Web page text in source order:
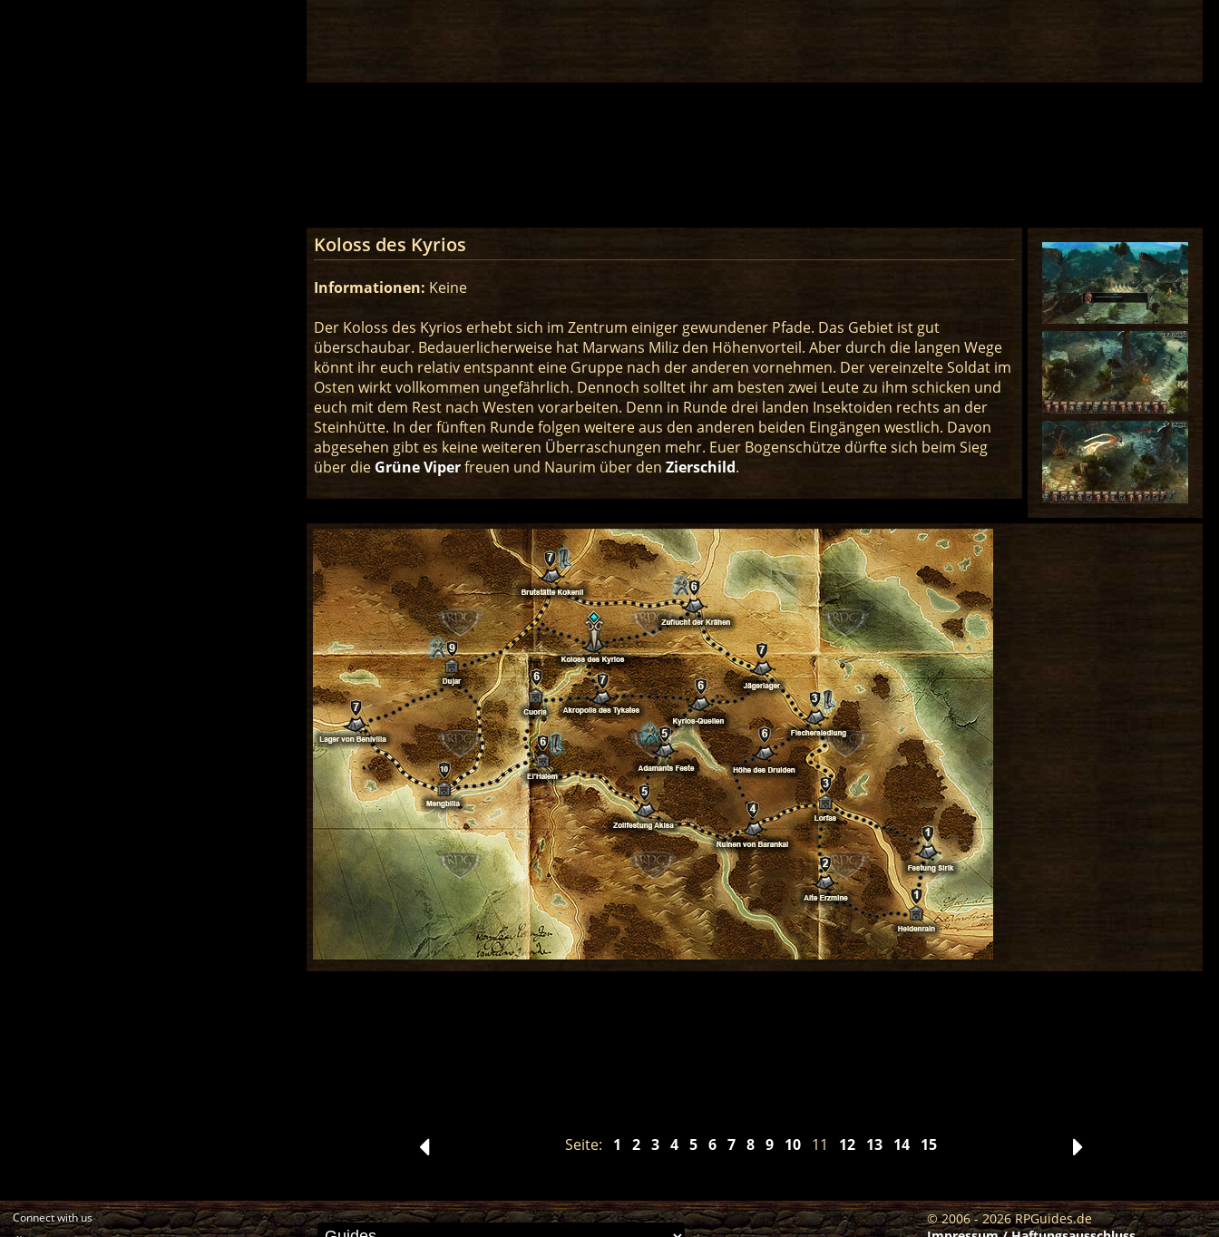
Koloss des Kyrios
Informationen: Keine
Der Koloss des Kyrios erhebt sich im Zentrum einiger gewundener Pfade. Das Gebiet ist gut
überschaubar. Bedauerlicherweise hat Marwans Miliz den Höhenvorteil. Aber durch die langen Wege
könnt ihr euch relativ entspannt eine Gruppe nach der anderen vornehmen. Der vereinzelte Soldat im
Osten wirkt vollkommen ungefährlich. Dennoch solltet ihr am besten zwei Leute zu ihm schicken und
euch mit dem Rest nach Westen vorarbeiten. Denn in Runde drei landen Insektoiden rechts an der
Steinhütte. In der fünften Runde folgen weitere aus den anderen beiden Eingängen westlich. Davon
abgesehen gibt es keine weiteren Überraschungen mehr. Euer Bogenschütze dürfte sich beim Sieg
über die Grüne Viperfreuen und Naurim über den Zierschild.
Seite: 1 2 3 4 5 6 7 8 9 10 11 12 13 14 15
Connect with us
© 2006 - 2026 RPGuides.de